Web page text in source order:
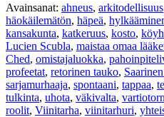
Avainsanat: ahneus, arkitodellisuus
häokäilemätön, häpeä,
kansakunta, katkeruus, kosto,
Lucien Scubla, maistaa omaa
Ched, omistajaluokka,
profeetat, retorinen tauko,
sarjamurhaaja, spontaani, tappaa,
tulkinta, uhota, väkivalta,
roolit, Viinitarha, viinitarhuri,